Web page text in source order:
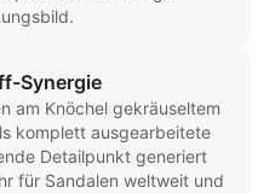
Synergie
am Knöchel gekräuseltem
komplett ausgearbeitete
Detailpunkt generiert
für Sandalen weltweit und